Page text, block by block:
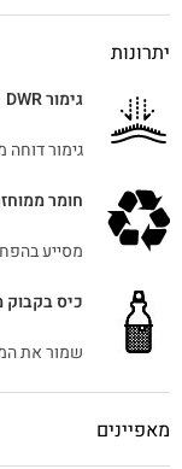
יתרונות
גימור DWR
גימור
חומר
מסייע
כיס בקבוק
שמור את
מאפיינים